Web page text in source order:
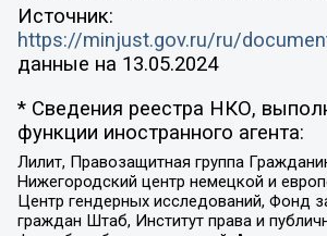
Источник:
https://minjust.gov.ru/ru/
данные на 13.05.2024
* Сведения реестра НКО,
функции иностранного агента:
Лилит, Правозащитная группа
Нижегородский центр немецкой и
Центр гендерных исследований, Фонд
граждан Штаб, Институт права и